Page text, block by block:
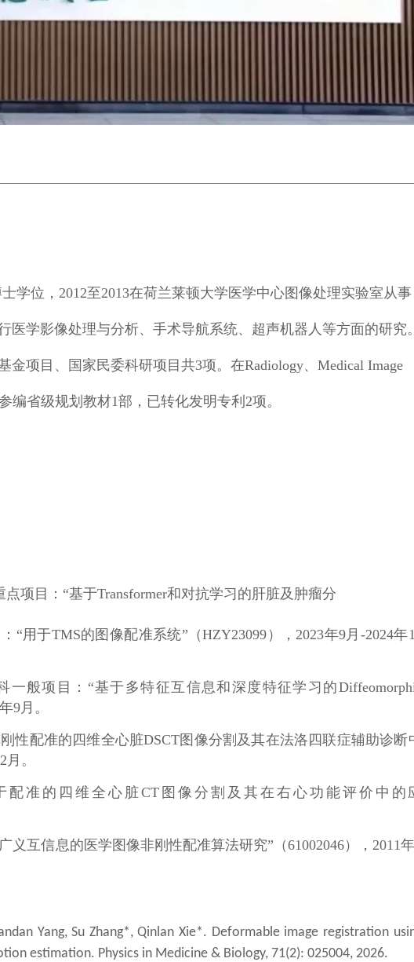
学位，2012至2013在荷兰莱顿大学医学中心图像处理实验室从事
医学影像处理与分析、手术导航系统、超声机器人等方面的研究
项目、国家民委科研项目共3项。在Radiology、Medical Image
编省级规划教材1部，已转化发明专利2项。
项目：“基于Transformer和对抗学习的肝脏及肿瘤分
“用于TMS的图像配准系统”（HZY23099），2023年9月-2024年
般项目：“基于多特征互信息和深度特征学习的
9月。
性配准的四维全心脏DSCT图像分割及其在法洛四联症辅助诊断
。
配准的四维全心脏CT图像分割及其在右心功能评价中的
义互信息的医学图像非刚性配准算法研究”（61002046），2011
Yang, Su Zhang*, Qinlan Xie*. Deformable image registration
estimation. Physics in Medicine & Biology, 71(2): 025004, 2026.